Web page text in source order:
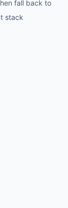
fall back to
stack